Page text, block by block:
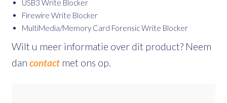
USB3 Write Blocker
Firewire Write Blocker
MultiMedia/Memory Card Forensic Write Blocker
Wilt u meer informatie over dit product? Neem
dan contact met ons op.